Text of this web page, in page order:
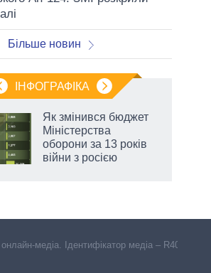
Більше новин
ІНФОГРАФІКА
Як змінився бюджет
Міністерства
оборони за 13 років
війни з росією
медіа. Ідентифікатор медіа – R40-